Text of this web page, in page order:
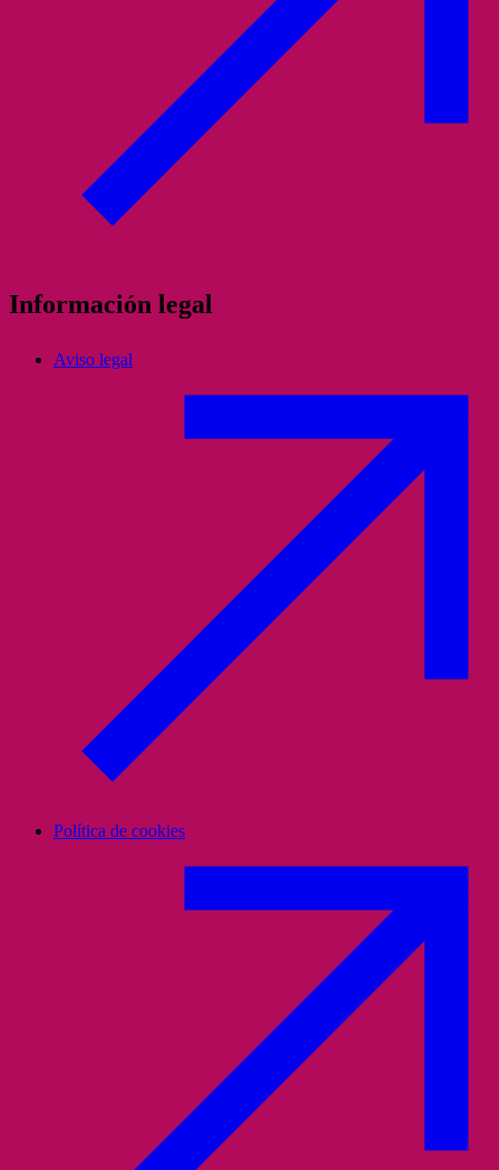
Información legal
Aviso legal
Política de cookies